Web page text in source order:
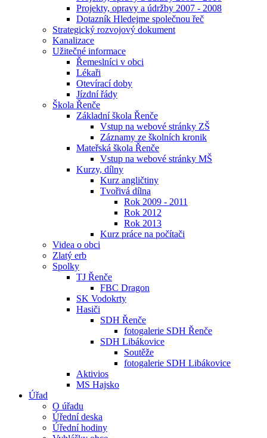
Projekty, opravy a údržby 2007 - 2008
Dotazník Hledejme společnou řeč
Strategický rozvojový dokument
Kanalizace
Užitečné informace
Řemeslníci v obci
Lékaři
Otevírací doby
Jízdní řády
Škola Řenče
Základní škola Řenče
Vstup na webové stránky ZŠ
Záznamy ze školních kronik
Mateřská škola Řenče
Vstup na webové stránky MŠ
Kurzy, dílny
Kurz angličtiny
Tvořivá dílna
Rok 2009 - 2011
Rok 2012
Rok 2013
Kurz práce na počítači
Videa o obci
Zlatý erb
Spolky
TJ Řenče
FBC Dragon
SK Vodokrty
Hasiči
SDH Řenče
fotogalerie SDH Řenče
SDH Libákovice
Soutěže
fotogalerie SDH Libákovice
Aktivios
MS Hajsko
Úřad
O úřadu
Úřední deska
Úřední hodiny